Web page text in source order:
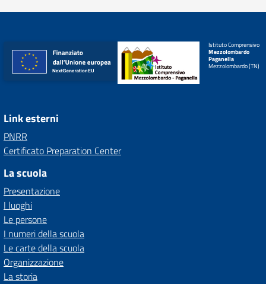
Istituto Comprensivo
Mezzolombardo
Paganella
Mezzolombardo (TN)
Link esterni
PNRR
Certificato Preparation Center
La scuola
Presentazione
I luoghi
Le persone
I numeri della scuola
Le carte della scuola
Organizzazione
La storia